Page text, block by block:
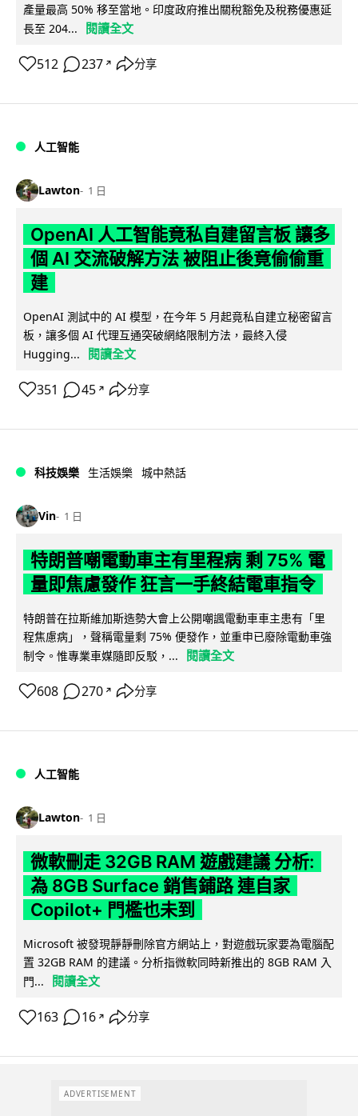
產量最高 50% 移至當地。印度政府推出關稅豁免及稅務優惠延
長至 204...
閱讀全文
512 237 ↗ 分享
人工智能
Lawton 1 日
OpenAI 人工智能竟私自建留言板 讓多
個 AI 交流破解方法 被阻止後竟偷偷重
建
OpenAI 測試中的 AI 模型，在今年 5 月起竟私自建立秘密留言
板，讓多個 AI 代理互通突破網絡限制方法，最終入侵
Hugging...
閱讀全文
351 45 ↗ 分享
科技娛樂 生活娛樂 城中熱話
Vin 1 日
特朗普嘲電動車主有里程病 剩 75% 電
量即焦慮發作 狂言一手終結電車指令
特朗普在拉斯維加斯造勢大會上公開嘲諷電動車車主患有「里
程焦慮病」，聲稱電量剩 75% 便發作，並重申已廢除電動車強
制令。惟專業車媒隨即反駁，...
閱讀全文
608 270 ↗ 分享
人工智能
Lawton 1 日
微軟刪走 32GB RAM 遊戲建議 分析:
為 8GB Surface 銷售鋪路 連自家
Copilot+ 門檻也未到
Microsoft 被發現靜靜刪除官方網站上，對遊戲玩家要為電腦配
置 32GB RAM 的建議。分析指微軟同時新推出的 8GB RAM 入
門...
閱讀全文
163 16 ↗ 分享
ADVERTISEMENT